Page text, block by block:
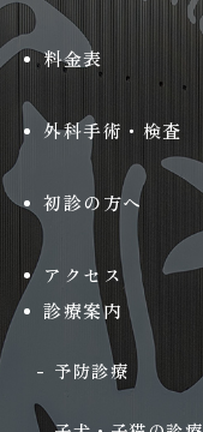
料金表
外科手術・検査
初診の方へ
アクセス
診療案内
予防診療